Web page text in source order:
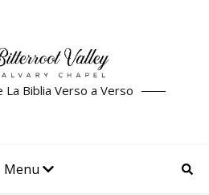
La Biblia Verso a Verso
Menu